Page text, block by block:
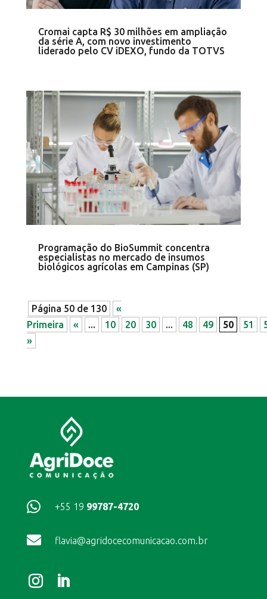
Cromai capta R$ 30 milhões em ampliação
da série A, com novo investimento
liderado pelo CV iDEXO, fundo da TOTVS
Programação do BioSummit concentra
especialistas no mercado de insumos
biológicos agrícolas em Campinas (SP)
Página 50 de 130
«
Primeira
« ... 10 20 30 ... 48 49 50 51
»
 +55 19 99787-4720
 flavia@agridocecomunicacao.com.br